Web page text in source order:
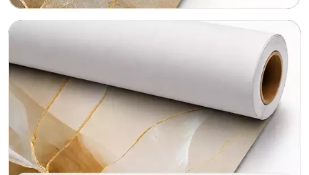
o tamanho ideal para o seu ambiente é